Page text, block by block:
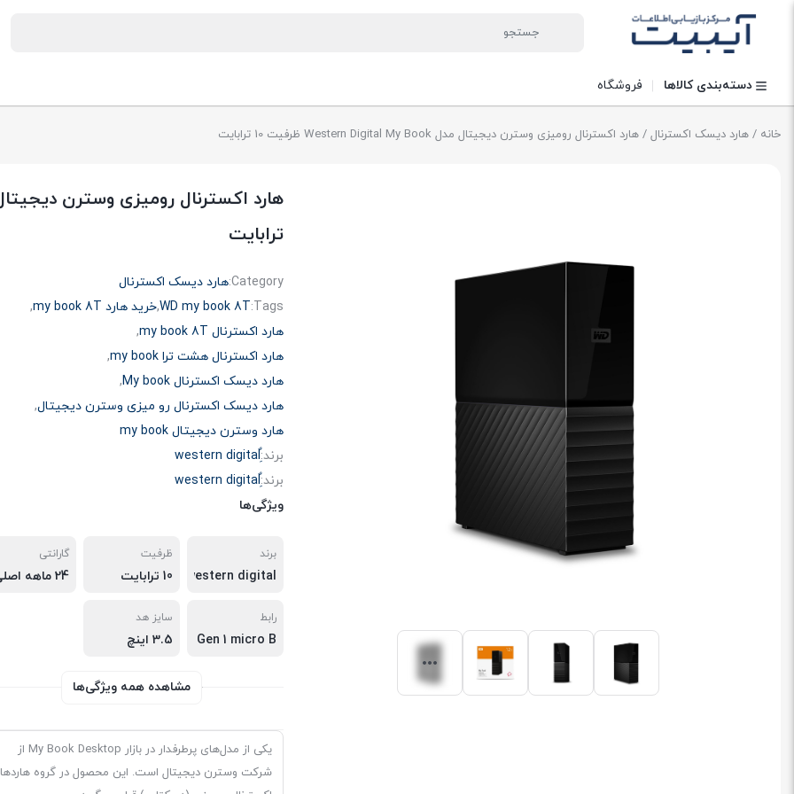
دسته‌بندی کالاها فروشگاه
خانه / هارد دیسک اکسترنال / هارد اکسترنال رومیزی وسترن دیجیتال مدل Western Digital My Book ظرفیت 10 ترابایت
ترابایت
Category:هارد دیسک اکسترنال
Tags:
WD my book 8T
,خرید هارد my book 8T
,
هارد اکسترنال my book 8T
,
هارد اکسترنال هشت ترا my book
,
هارد دیسک اکسترنال My book
,
هارد دیسک اکسترنال رو میزی وسترن دیجیتال,
هارد وسترن دیجیتال my book
برند:
ٌِwestern digital
برند:
ٌِwestern digital
ویژگی‌ها
برند
western digital
ظرفیت
10 ترابایت
گارانتی
24 ماهه اصلی (الماس، آواژنگ، سازگار، حامی)
رابط
USB 3.2 Gen 1 micro B
سایز هد
3.5 اینچ
مشاهده همه ویژگی‌ها
یکی از مدل‌های پرطرفدار در بازار My Book Desktop از
شرکت وسترن دیجیتال است. این محصول در گروه